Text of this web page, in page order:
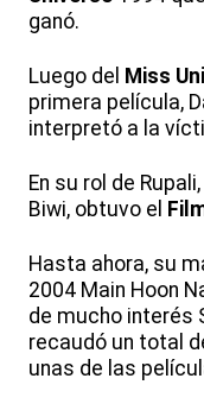
ganó.
Luego del Miss
primera película,
interpretó a la
En su rol de
Biwi, obtuvo el
Hasta ahora, su
2004 Main Hoon
de mucho interés
recaudó un total
unas de las